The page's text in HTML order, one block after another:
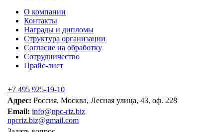
О компании
Контакты
Награды и дипломы
Структура организации
Согласие на обработку
Сотрудничество
Прайс-лист
+7 495 925-19-10
Адрес: Россия, Москва, Лесная улица, 43, оф. 228
Email: info@npc-riz.biz
npcriz.biz@gmail.com